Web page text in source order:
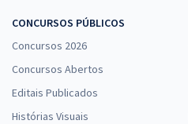
CONCURSOS PÚBLICOS
Concursos 2026
Concursos Abertos
Editais Publicados
Histórias Visuais